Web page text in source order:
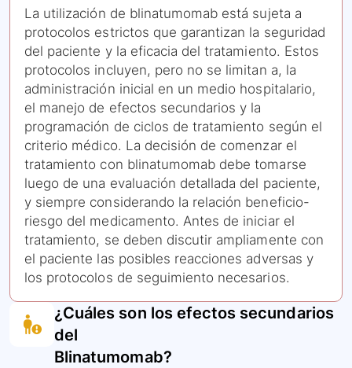
La utilización de blinatumomab está sujeta a
protocolos estrictos que garantizan la seguridad
del paciente y la eficacia del tratamiento. Estos
protocolos incluyen, pero no se limitan a, la
administración inicial en un medio hospitalario,
el manejo de efectos secundarios y la
programación de ciclos de tratamiento según el
criterio médico. La decisión de comenzar el
tratamiento con blinatumomab debe tomarse
luego de una evaluación detallada del paciente,
y siempre considerando la relación beneficio-
riesgo del medicamento. Antes de iniciar el
tratamiento, se deben discutir ampliamente con
el paciente las posibles reacciones adversas y
los protocolos de seguimiento necesarios.
¿Cuáles son los efectos secundarios
del
Blinatumomab?